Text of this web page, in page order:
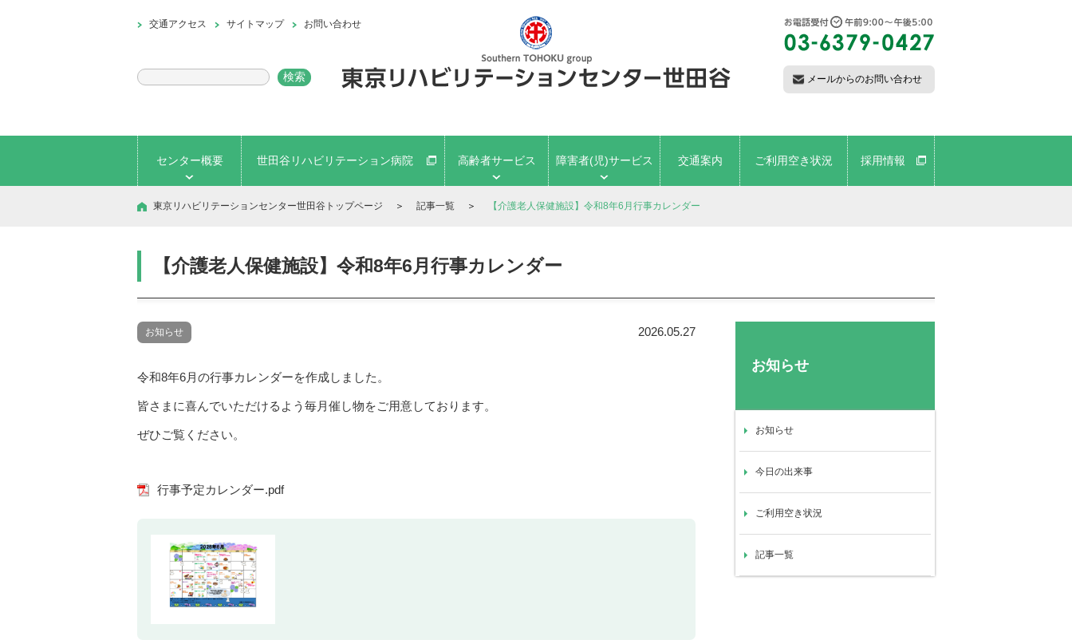
交通アクセス サイトマップ お問い合わせ
メールからのお問い合わせ
センター概要 世田谷リハビリテーション病院 高齢者サービス 障害者(児)サービス 交通案内 ご利用空き状況 採用情報
東京リハビリテーションセンター世田谷トップページ ＞ 記事一覧 ＞ 【介護老人保健施設】令和8年6月行事カレンダー
【介護老人保健施設】令和8年6月行事カレンダー
お知らせ 2026.05.27
令和8年6月の行事カレンダーを作成しました。
皆さまに喜んでいただけるよう毎月催し物をご用意しております。
ぜひご覧ください。
行事予定カレンダー.pdf
お知らせ
お知らせ
今日の出来事
ご利用空き状況
記事一覧